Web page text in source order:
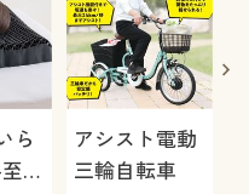
ら
アシスト電動
三輪自転車